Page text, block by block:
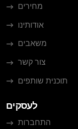
מחירים
אודותינו
משאבים
צור קשר
תוכנית שותפים
לעסקים
התחברות